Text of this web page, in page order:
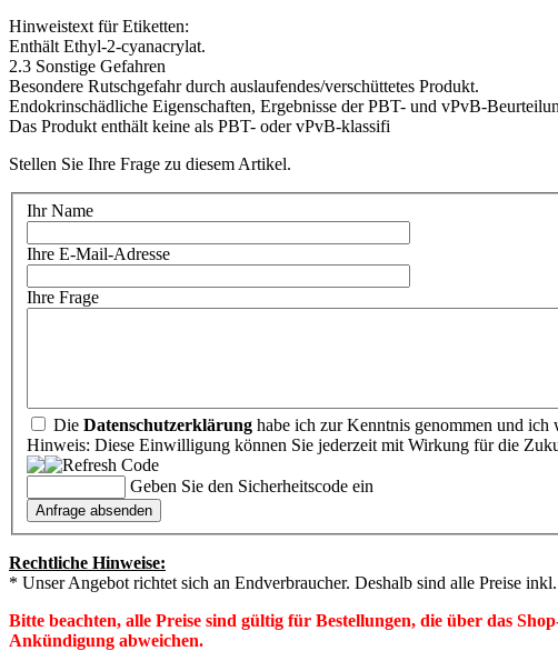
Hinweistext für Etiketten:
Enthält Ethyl-2-cyanacrylat.
2.3 Sonstige Gefahren
Besondere Rutschgefahr durch auslaufendes/verschüttetes Produkt.
Endokrinschädliche Eigenschaften, Ergebnisse der PBT- und vPvB-
Das Produkt enthält keine als PBT- oder vPvB-klassifi
Stellen Sie Ihre Frage zu diesem Artikel.
Ihr Name
Ihre E-Mail-Adresse
Ihre Frage
Die Datenschutzerklärung habe ich zur Kenntnis genommen und
Hinweis: Diese Einwilligung können Sie jederzeit mit Wirkung für die
Geben Sie den Sicherheitscode ein
Rechtliche Hinweise:
* Unser Angebot richtet sich an Endverbraucher. Deshalb sind alle Preise
Bitte beachten, alle Preise sind gültig für Bestellungen, die über das
Ankündigung abweichen.